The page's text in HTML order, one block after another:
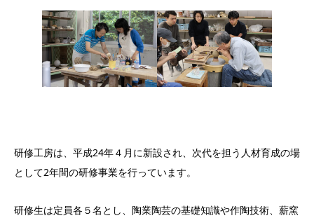
研修工房は、平成24年４月に新設され、次代を担う人材育成の場
として2年間の研修事業を行っています。
研修生は定員各５名とし、陶業陶芸の基礎知識や作陶技術、薪窯